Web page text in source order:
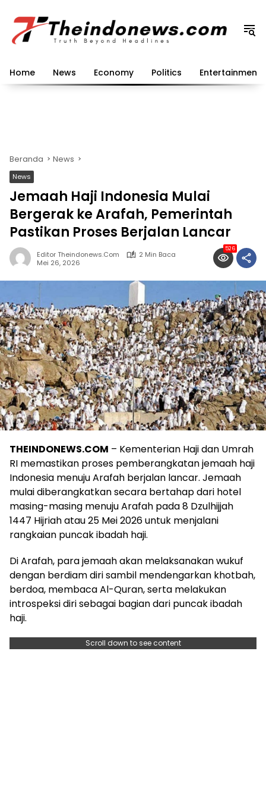
konten
Home News Economy Politics Entertainment
Beranda News
News
Jemaah Haji Indonesia Mulai
Bergerak ke Arafah, Pemerintah
Pastikan Proses Berjalan Lancar
Editor Theindonews.com
2 Min Baca
Mei 26, 2026
526
THEINDONEWS.COM – Kementerian Haji dan Umrah
RI memastikan proses pemberangkatan jemaah haji
Indonesia menuju Arafah berjalan lancar. Jemaah
mulai diberangkatkan secara bertahap dari hotel
masing-masing menuju Arafah pada 8 Dzulhijjah
1447 Hijriah atau 25 Mei 2026 untuk menjalani
rangkaian puncak ibadah haji.
Di Arafah, para jemaah akan melaksanakan wukuf
dengan berdiam diri sambil mendengarkan khotbah,
berdoa, membaca Al-Quran, serta melakukan
introspeksi diri sebagai bagian dari puncak ibadah
haji.
Scroll down to see content